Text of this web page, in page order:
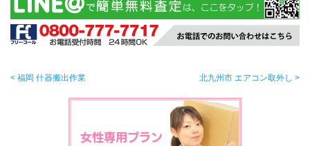
< 福岡 什器搬出作業 北九州市 エアコン取外し >